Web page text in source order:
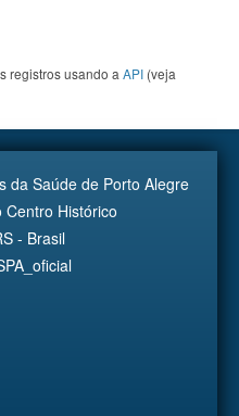
registros usando a API (veja
da Saúde de Porto Alegre
Histórico
- Brasil